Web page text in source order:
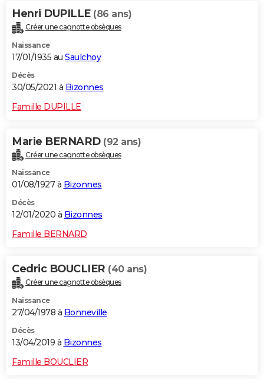
Henri DUPILLE (86 ans)
Créer une cagnotte obsèques
Naissance
17/01/1935 au Saulchoy
Décès
30/05/2021 à Bizonnes
Famille DUPILLE
Marie BERNARD (92 ans)
Créer une cagnotte obsèques
Naissance
01/08/1927 à Bizonnes
Décès
12/01/2020 à Bizonnes
Famille BERNARD
Cedric BOUCLIER (40 ans)
Créer une cagnotte obsèques
Naissance
27/04/1978 à Bonneville
Décès
13/04/2019 à Bizonnes
Famille BOUCLIER